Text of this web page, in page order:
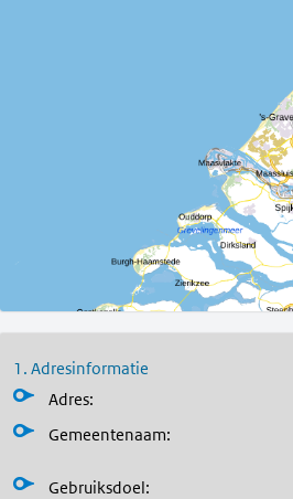
1. Adresinformatie
Adres:
Gemeentenaam:
Gebruiksdoel: